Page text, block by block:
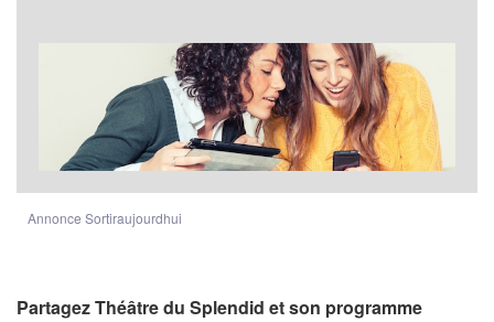
Annonce Sortiraujourdhui
Partagez Théâtre du Splendid et son programme